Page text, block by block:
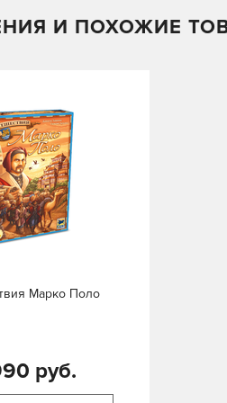
И ПОХОЖИЕ
Марко Поло
руб.